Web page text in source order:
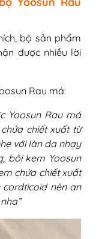
bộ sản phẩm
được nhiều lời
Rau má:
Yoosun Rau má
chiết xuất từ
với làn da nhạy
bôi kem Yoosun
chứa chiết xuất
nên an